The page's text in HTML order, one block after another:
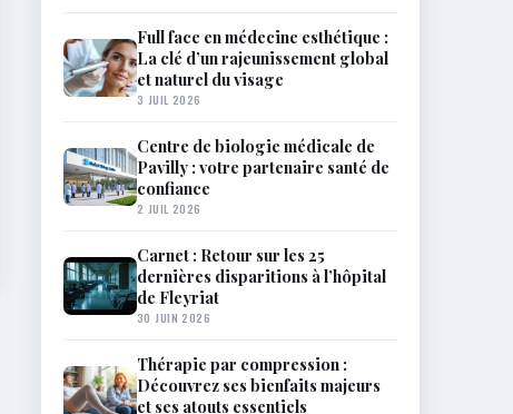
Full face en médecine esthétique :
La clé d’un rajeunissement global
et naturel du visage
3 JUIL 2026
Centre de biologie médicale de
Pavilly : votre partenaire santé de
confiance
2 JUIL 2026
Carnet : Retour sur les 25
dernières disparitions à l’hôpital
de Fleyriat
30 JUIN 2026
Thérapie par compression :
Découvrez ses bienfaits majeurs
et ses atouts essentiels